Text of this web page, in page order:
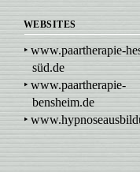
WEBSITES
‣ www.paartherapie-
süd.de
‣ www.paartherapie-
bensheim.de
‣